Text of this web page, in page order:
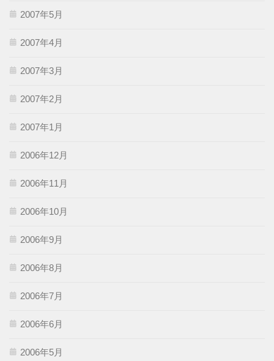
2007年5月
2007年4月
2007年3月
2007年2月
2007年1月
2006年12月
2006年11月
2006年10月
2006年9月
2006年8月
2006年7月
2006年6月
2006年5月